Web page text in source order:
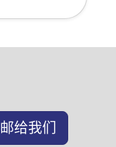
给我们